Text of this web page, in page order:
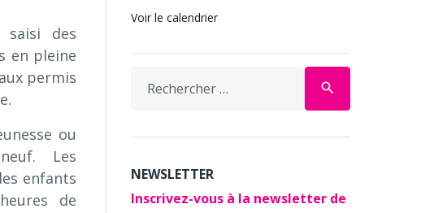
saisi des
en pleine
permis
ou
Les
enfants
de
Voir le calendrier
for:
search
NEWSLETTER
Inscrivez-vous à la newsletter de